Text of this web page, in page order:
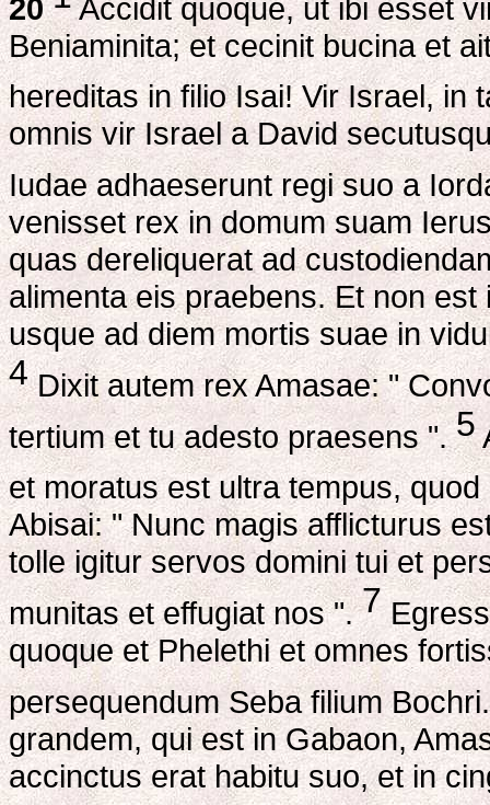
20
Accidit quoque, ut ibi esset
Beniaminita; et cecinit bucina et
hereditas in filio Isai! Vir Israel, in
omnis vir Israel a David
Iudae adhaeserunt regi suo a
venisset rex in domum suam
quas dereliquerat ad
alimenta eis praebens. Et non
usque ad diem mortis suae in
4Dixit autem rex Amasae: "
tertium et tu adesto praesens ".5
et moratus est ultra tempus,
Abisai: " Nunc magis afflicturus
tolle igitur servos domini tui et
munitas et effugiat nos ".7
quoque et Phelethi et omnes
persequendum Seba filium
grandem, qui est in Gabaon,
accinctus erat habitu suo, et in